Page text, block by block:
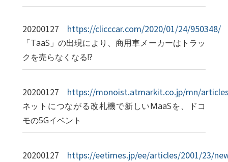
20200127 https://clicccar.com/2020/01/24/950348/
「TaaS」の出現により、商用車メーカーはトラッ
クを売らなくなる!?
20200127 https://monoist.atmarkit.co.jp/mn/
ネットにつながる改札機で新しいMaaSを、ドコ
モの5Gイベント
20200127
https://eetimes.jp/ee/articles/2001/23/